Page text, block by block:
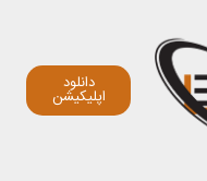
دانلود
اپلیکیشن